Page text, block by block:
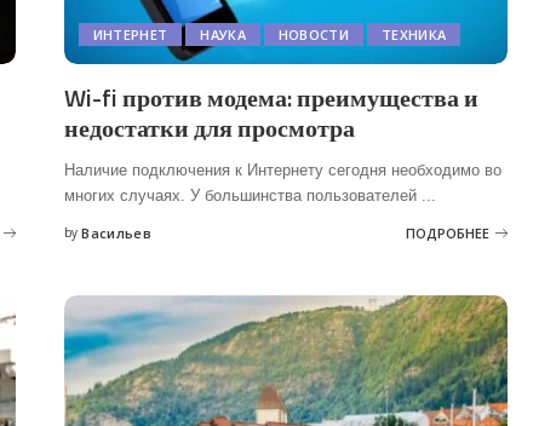
ИНТЕРНЕТ НАУКА НОВОСТИ ТЕХНИКА
Wi-fi против модема: преимущества и
недостатки для просмотра
Наличие подключения к Интернету сегодня необходимо во
многих случаях. У большинства пользователей ...
Posted
by Васильев ПОДРОБНЕЕ